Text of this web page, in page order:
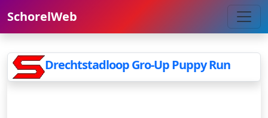
SchorelWeb
Drechtstadloop Gro-Up Puppy Run